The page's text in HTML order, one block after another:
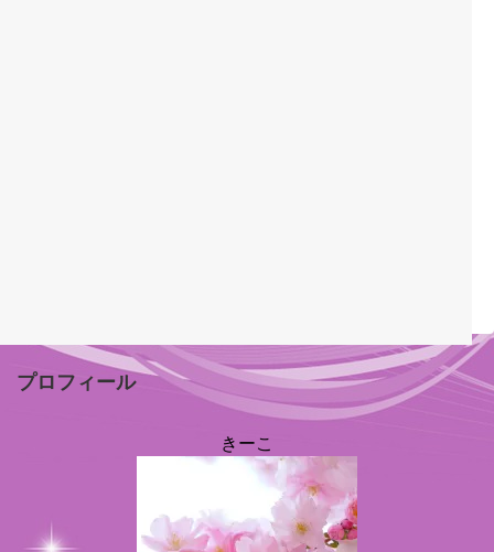
プロフィール
きーこ